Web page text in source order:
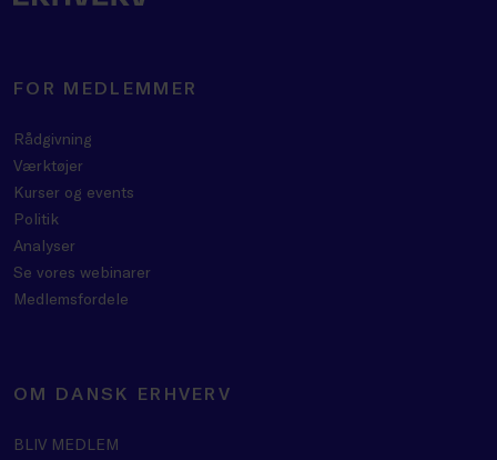
FOR MEDLEMMER
Rådgivning
Værktøjer
Kurser og events
Politik
Analyser
Se vores webinarer
Medlemsfordele
OM DANSK ERHVERV
BLIV MEDLEM